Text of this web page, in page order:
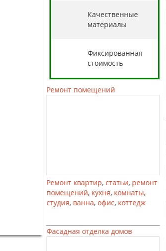
Качественные
материалы
Фиксированная
стоимость
Ремонт помещений
Ремонт квартир, статьи, ремонт
помещений, кухня, комнаты,
студия, ванна, офис, коттедж
Фасадная отделка домов